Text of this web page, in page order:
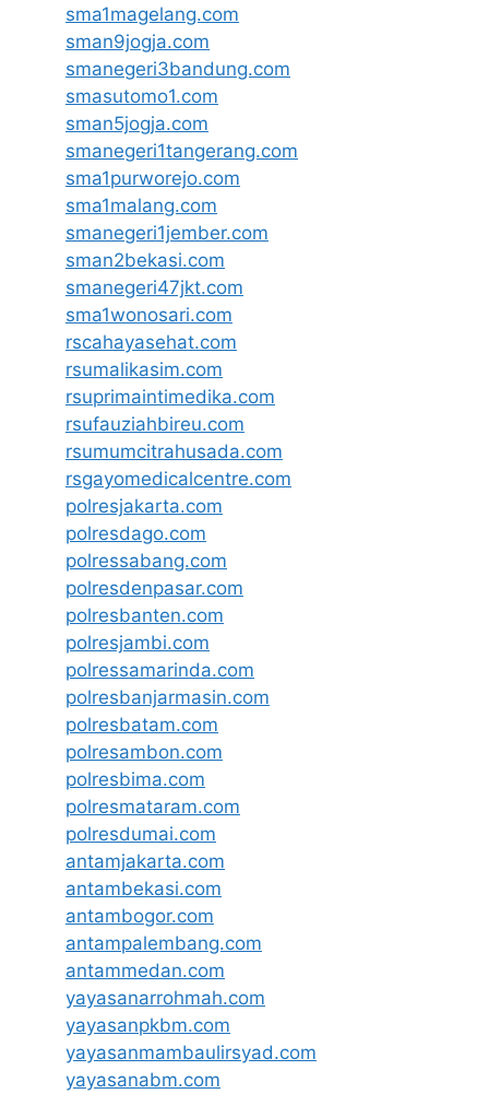
sma1magelang.com
sman9jogja.com
smanegeri3bandung.com
smasutomo1.com
sman5jogja.com
smanegeri1tangerang.com
sma1purworejo.com
sma1malang.com
smanegeri1jember.com
sman2bekasi.com
smanegeri47jkt.com
sma1wonosari.com
rscahayasehat.com
rsumalikasim.com
rsuprimaintimedika.com
rsufauziahbireu.com
rsumumcitrahusada.com
rsgayomedicalcentre.com
polresjakarta.com
polresdago.com
polressabang.com
polresdenpasar.com
polresbanten.com
polresjambi.com
polressamarinda.com
polresbanjarmasin.com
polresbatam.com
polresambon.com
polresbima.com
polresmataram.com
polresdumai.com
antamjakarta.com
antambekasi.com
antambogor.com
antampalembang.com
antammedan.com
yayasanarrohmah.com
yayasanpkbm.com
yayasanmambaulirsyad.com
yayasanabm.com